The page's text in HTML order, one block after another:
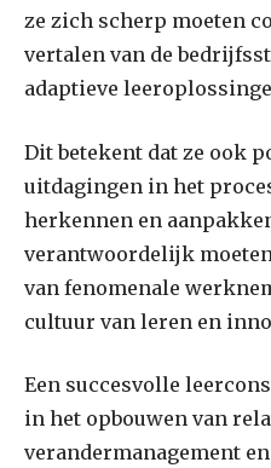
ze zich scherp moeten
vertalen van de
adaptieve
Dit betekent dat ze ook
uitdagingen in het
herkennen en
verantwoordelijk
van fenomenale
cultuur van leren en
Een succesvolle
in het opbouwen van
verandermanagement